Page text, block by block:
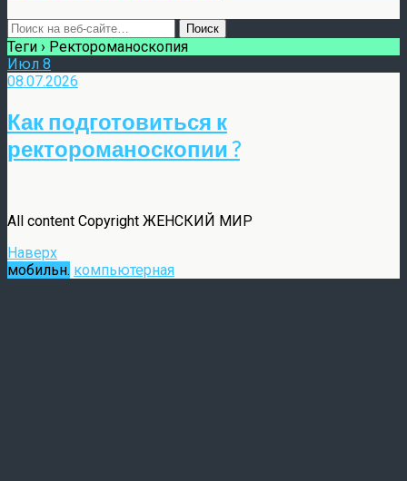
Теги › Ректороманоскопия
Июл 8
08.07.2026
Как подготовиться к
ректороманоскопии ?
All content Copyright ЖЕНСКИЙ МИР
Наверх
мобильн. компьютерная